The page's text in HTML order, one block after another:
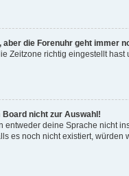
aber die Forenuhr geht immer
Zeitzone richtig eingestellt
Board nicht zur Auswahl!
entweder deine Sprache nicht
es noch nicht existiert,